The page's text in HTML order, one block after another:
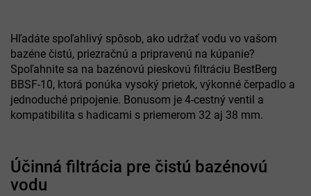
Hľadáte spoľahlivý spôsob, ako udržať vodu vo vašom
bazéne čistú, priezračnú a pripravenú na kúpanie?
Spoľahnite sa na bazénovú pieskovú filtráciu BestBerg
BBSF-10, ktorá ponúka vysoký prietok, výkonné čerpadlo a
jednoduché pripojenie. Bonusom je 4-cestný ventil a
kompatibilita s hadicami s priemerom 32 aj 38 mm.
Účinná filtrácia pre čistú bazénovú
vodu